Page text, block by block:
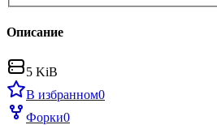
Описание
5 KiB
В избранном0
Форки0